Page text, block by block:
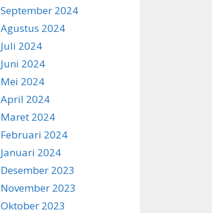
September 2024
Agustus 2024
Juli 2024
Juni 2024
Mei 2024
April 2024
Maret 2024
Februari 2024
Januari 2024
Desember 2023
November 2023
Oktober 2023